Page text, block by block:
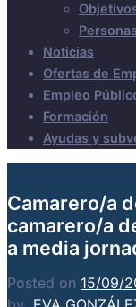
Noticias
Ofertas de
Empleo
Formación
Ayudas y
Camarero/a
camarero/a
a media
Posted on 15/09/